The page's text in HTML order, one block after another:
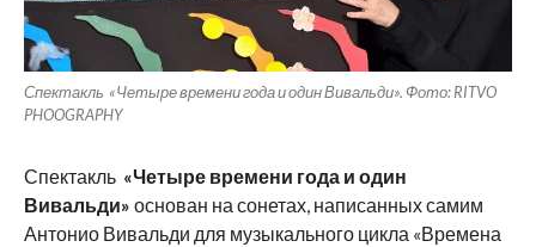
Спектакль «Четыре времени года и один Вивальди». Фото: RITVO
PHOOGRAPHY
Спектакль «Четыре времени года и один
Вивальди» основан на сонетах, написанных самим
Антонио Вивальди для музыкального цикла «Времена